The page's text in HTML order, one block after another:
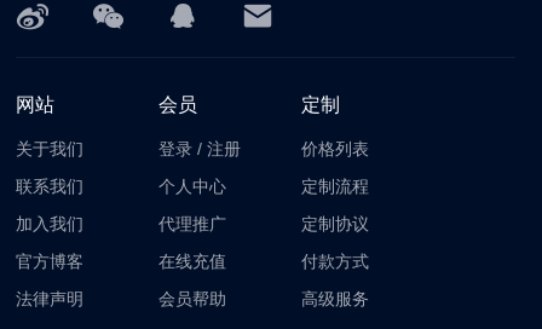
网站
关于我们
联系我们
加入我们
官方博客
法律声明
会员
登录 /注册
个人中心
代理推广
在线充值
会员帮助
定制
价格列表
定制流程
定制协议
付款方式
高级服务